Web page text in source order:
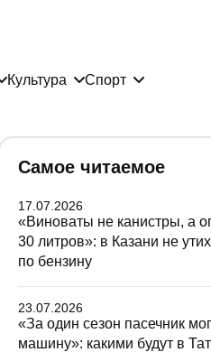
Культура Спорт
Самое читаемое
17.07.2026
«Виноваты не канистры, а
30 литров»: в Казани не
по бензину
23.07.2026
«За один сезон пасечник
машину»: какими будут в